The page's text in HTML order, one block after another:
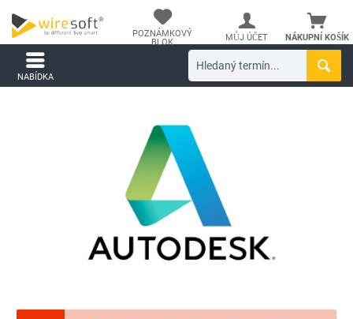
NÁKUPNÍ KOŠÍK
POZNÁMKOVÝ
BLOK
MŮJ ÚČET
NABÍDKA